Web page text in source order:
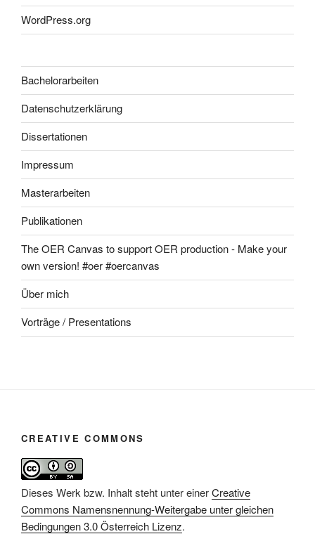
WordPress.org
Bachelorarbeiten
Datenschutzerklärung
Dissertationen
Impressum
Masterarbeiten
Publikationen
The OER Canvas to support OER production - Make your
own version! #oer #oercanvas
Über mich
Vorträge / Presentations
CREATIVE COMMONS
Dieses Werk bzw. Inhalt steht unter einerCreative
Commons Namensnennung-Weitergabe unter gleichen
Bedingungen 3.0 Österreich Lizenz.